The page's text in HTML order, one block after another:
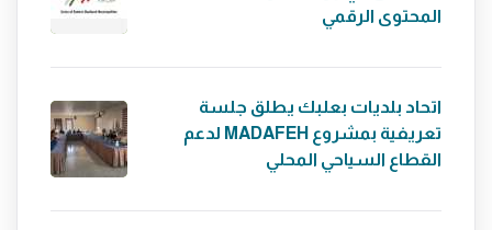
المحتوى الرقمي
اتحاد بلديات بعلبك يطلق جلسة
تعريفية بمشروع MADAFEH لدعم
القطاع السياحي المحلي